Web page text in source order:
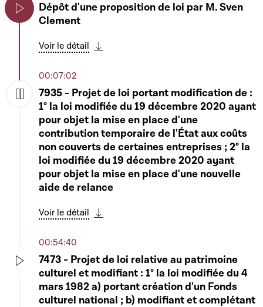
Dépôt d'une proposition de loi par M. Sven
Clement
Voir le détail
00:07:02
7935 - Projet de loi portant modification de :
1° la loi modifiée du 19 décembre 2020 ayant
pour objet la mise en place d'une
contribution temporaire de l'État aux coûts
non couverts de certaines entreprises ; 2° la
loi modifiée du 19 décembre 2020 ayant
pour objet la mise en place d'une nouvelle
aide de relance
Voir le détail
00:54:40
7473 - Projet de loi relative au patrimoine
culturel et modifiant : 1° la loi modifiée du 4
mars 1982 a) portant création d'un Fonds
culturel national ; b) modifiant et complétant